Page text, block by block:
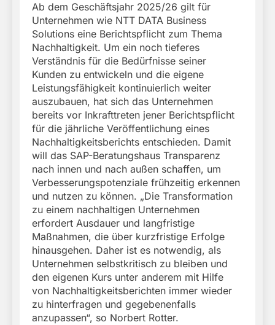
Ab dem Geschäftsjahr 2025/26 gilt für
Unternehmen wie NTT DATA Business
Solutions eine Berichtspflicht zum Thema
Nachhaltigkeit. Um ein noch tieferes
Verständnis für die Bedürfnisse seiner
Kunden zu entwickeln und die eigene
Leistungsfähigkeit kontinuierlich weiter
auszubauen, hat sich das Unternehmen
bereits vor Inkrafttreten jener Berichtspflicht
für die jährliche Veröffentlichung eines
Nachhaltigkeitsberichts entschieden. Damit
will das SAP-Beratungshaus Transparenz
nach innen und nach außen schaffen, um
Verbesserungspotenziale frühzeitig erkennen
und nutzen zu können. „Die Transformation
zu einem nachhaltigen Unternehmen
erfordert Ausdauer und langfristige
Maßnahmen, die über kurzfristige Erfolge
hinausgehen. Daher ist es notwendig, als
Unternehmen selbstkritisch zu bleiben und
den eigenen Kurs unter anderem mit Hilfe
von Nachhaltigkeitsberichten immer wieder
zu hinterfragen und gegebenenfalls
anzupassen“, so Norbert Rotter.